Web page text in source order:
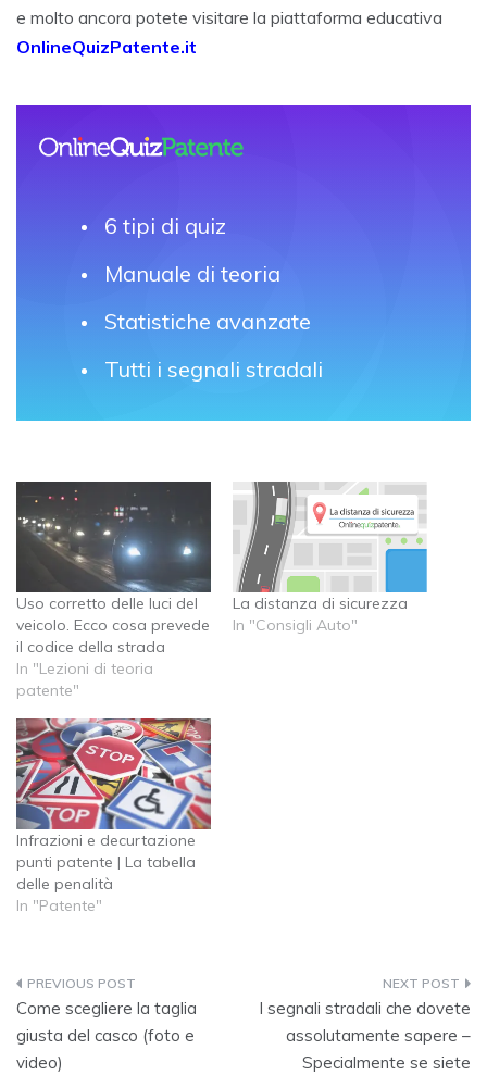
e molto ancora potete visitare la piattaforma educativa
OnlineQuizPatente.it
6 tipi di quiz
Manuale di teoria
Statistiche avanzate
Tutti i segnali stradali
Uso corretto delle luci del
veicolo. Ecco cosa prevede
il codice della strada
In "Lezioni di teoria
patente"
La distanza di sicurezza
In "Consigli Auto"
Infrazioni e decurtazione
punti patente | La tabella
delle penalità
In "Patente"
Post
navigation
Come scegliere la taglia
giusta del casco (foto e
video)
I segnali stradali che dovete
assolutamente sapere –
Specialmente se siete